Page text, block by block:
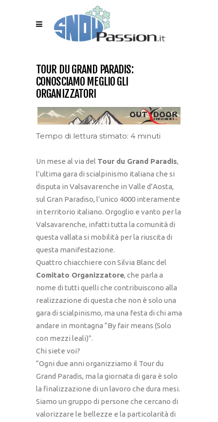
TOUR DU GRAND PARADIS:
CONOSCIAMO MEGLIO GLI
ORGANIZZATORI
Tempo di lettura stimato: 4 minuti
Un mese al via del Tour du Grand Paradis,
l’ultima gara di scialpinismo italiana che si
disputa in Valsavarenche in Valle d’Aosta,
sul Gran Paradiso, l’unico 4000 interamente
in territorio italiano. Orgoglio e vanto per la
Valsavarenche, infatti tutta la comunità di
questa vallata si mobilità per la riuscita di
questa manifestazione.
Quattro chiacchiere con Silvia Blanc del
Comitato Organizzatore, che parla a
nome di tutti quelli che contribuiscono alla
realizzazione di questa che non è solo una
gara di scialpinismo, ma una festa di chi ama
andare in montagna “By fair means (Solo
con mezzi leali)”.
Chi siete voi?
“Ogni due anni organizziamo il Tour du
Grand Paradis, ma la giornata di gara è solo
la finalizzazione di un lavoro che dura mesi.
Siamo un gruppo di persone che cercano di
valorizzare le bellezze e la particolarità di